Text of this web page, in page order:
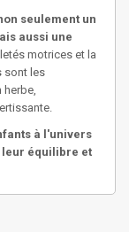
seulement un
aussi une
motrices et la
sont les
à l'univers
leur équilibre et